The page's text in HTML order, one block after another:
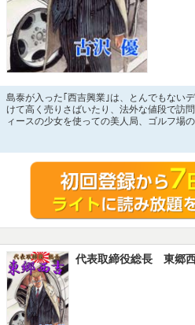
島泰が入った｢西吉興業｣は、とんでもない
けて高く売りさばいたり、法外な値段で訪
ィースの少女を使っての美人局、ゴルフ場
ペをやらせるなど、ハチャメチャなものば
代表取締役総長 東郷